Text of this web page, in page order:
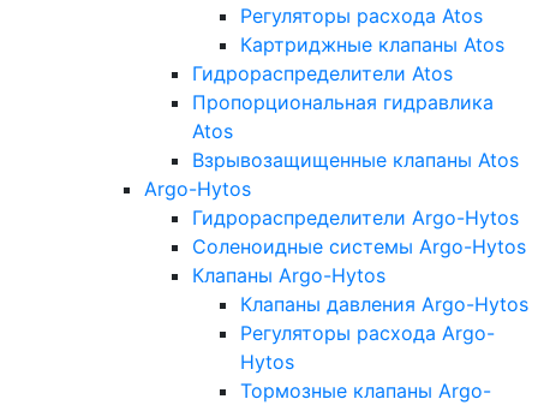
Регуляторы расхода Atos
Картриджные клапаны Atos
Гидрораспределители Atos
Пропорциональная гидравлика
Atos
Взрывозащищенные клапаны Atos
Argo-Hytos
Гидрораспределители Argo-Hytos
Соленоидные системы Argo-Hytos
Клапаны Argo-Hytos
Клапаны давления Argo-Hytos
Регуляторы расхода Argo-
Hytos
Тормозные клапаны Argo-